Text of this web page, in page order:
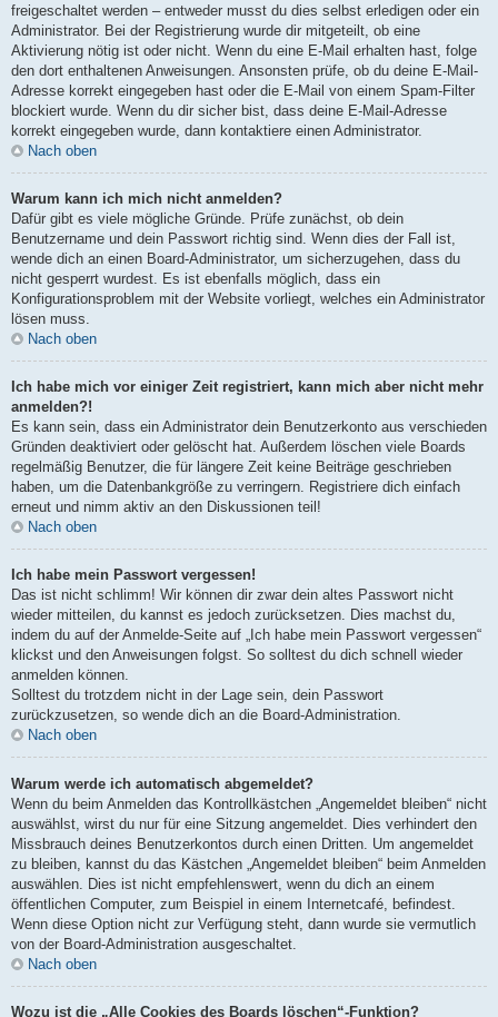
freigeschaltet werden – entweder musst du dies selbst erledigen oder ein
Administrator. Bei der Registrierung wurde dir mitgeteilt, ob eine
Aktivierung nötig ist oder nicht. Wenn du eine E-Mail erhalten hast, folge
den dort enthaltenen Anweisungen. Ansonsten prüfe, ob du deine E-Mail-
Adresse korrekt eingegeben hast oder die E-Mail von einem Spam-Filter
blockiert wurde. Wenn du dir sicher bist, dass deine E-Mail-Adresse
korrekt eingegeben wurde, dann kontaktiere einen Administrator.
Nach oben
Warum kann ich mich nicht anmelden?
Dafür gibt es viele mögliche Gründe. Prüfe zunächst, ob dein
Benutzername und dein Passwort richtig sind. Wenn dies der Fall ist,
wende dich an einen Board-Administrator, um sicherzugehen, dass du
nicht gesperrt wurdest. Es ist ebenfalls möglich, dass ein
Konfigurationsproblem mit der Website vorliegt, welches ein Administrator
lösen muss.
Nach oben
Ich habe mich vor einiger Zeit registriert, kann mich aber nicht mehr
anmelden?!
Es kann sein, dass ein Administrator dein Benutzerkonto aus verschieden
Gründen deaktiviert oder gelöscht hat. Außerdem löschen viele Boards
regelmäßig Benutzer, die für längere Zeit keine Beiträge geschrieben
haben, um die Datenbankgröße zu verringern. Registriere dich einfach
erneut und nimm aktiv an den Diskussionen teil!
Nach oben
Ich habe mein Passwort vergessen!
Das ist nicht schlimm! Wir können dir zwar dein altes Passwort nicht
wieder mitteilen, du kannst es jedoch zurücksetzen. Dies machst du,
indem du auf der Anmelde-Seite auf „Ich habe mein Passwort vergessen“
klickst und den Anweisungen folgst. So solltest du dich schnell wieder
anmelden können.
Solltest du trotzdem nicht in der Lage sein, dein Passwort
zurückzusetzen, so wende dich an die Board-Administration.
Nach oben
Warum werde ich automatisch abgemeldet?
Wenn du beim Anmelden das Kontrollkästchen „Angemeldet bleiben“ nicht
auswählst, wirst du nur für eine Sitzung angemeldet. Dies verhindert den
Missbrauch deines Benutzerkontos durch einen Dritten. Um angemeldet
zu bleiben, kannst du das Kästchen „Angemeldet bleiben“ beim Anmelden
auswählen. Dies ist nicht empfehlenswert, wenn du dich an einem
öffentlichen Computer, zum Beispiel in einem Internetcafé, befindest.
Wenn diese Option nicht zur Verfügung steht, dann wurde sie vermutlich
von der Board-Administration ausgeschaltet.
Nach oben
Wozu ist die „Alle Cookies des Boards löschen“-Funktion?